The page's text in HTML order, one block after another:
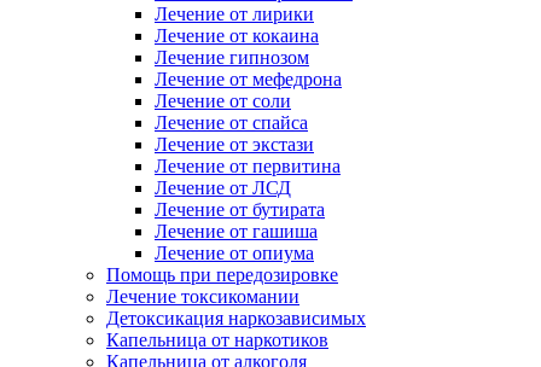
Лечение от лирики
Лечение от кокаина
Лечение гипнозом
Лечение от мефедрона
Лечение от соли
Лечение от спайса
Лечение от экстази
Лечение от первитина
Лечение от ЛСД
Лечение от бутирата
Лечение от гашиша
Лечение от опиума
Помощь при передозировке
Лечение токсикомании
Детоксикация наркозависимых
Капельница от наркотиков
Капельница от алкоголя